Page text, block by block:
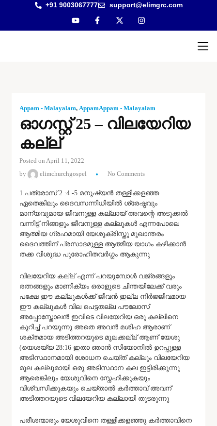
+91 9003067777 support@elimgrc.com
Appam - Malayalam, AppamAppam - Malayalam
ഓഗസ്റ്റ് 25 – വിലയേറിയ
കല്ല്
Posted on April 11, 2022
by
elimchurchgospel No Comments
1 പത്രോസ് 2 :4 -5 മനുഷ്യൻ തള്ളിക്കളഞ്ഞ
ഏതെങ്കിലും ദൈവസന്നിധിയിൽ ശ്രേഷ്ഠവും
മാന്യവുമായ ജീവനുള്ള കല്ലായ് അവന്റെ അടുക്കൽ
വന്നിട്ട് നിങ്ങളും ജീവനുള്ള കല്ലുകൾ എന്നപോലെ
ആത്മീയ ഗ്രഹമായി യേശുക്രിസ്തു മുഖാന്തരം
ദൈവത്തിന് പ്രസാദമുള്ള ആത്മീയ യാഗം കഴിക്കാൻ
തക്ക വിശുദ്ധ പുരോഹിതവർഗ്ഗം ആകുന്നു
വിലയേറിയ കല്ല് എന്ന് പറയുമ്പോൾ വജ്രങ്ങളും
രത്നങ്ങളും മാണിക്യം ഒരാളുടെ ചിന്തയിലേക്ക് വരും
പക്ഷേ ഈ കല്ലുകൾക്ക് ജീവൻ ഇല്ല നിർജ്ജീവമായ
ഈ കല്ലുകൾ വില പെട്ടതല്ല പൗലോസ്
അപ്പോസ്തോലൻ ഇവിടെ വിലയേറിയ ഒരു കല്ലിനെ
കുറിച്ച് പറയുന്നു അതെ അവൻ മശിഹ ആരാണ്
ശക്തമായ അടിത്തറയുടെ മൂലക്കല്ല് ആണ് യേശു
(യെശയ്യ 28:16 ​ഇതാ ഞാൻ സിയോനിൽ ഉറപ്പുള്ള
അടിസ്ഥാനമായി ശോധന ചെയ്ത് കല്ലും വിലയേറിയ
മൂല കല്ലുമായി ഒരു അടിസ്ഥാന കല ഇട്ടിരിക്കുന്നു
ആരെങ്കിലും യേശുവിനെ സ്നേഹിക്കുകയും
വിശ്വസിക്കുകയും ചെയ്താൽ കർത്താവ് അവന്
അടിത്തറയുടെ വിലയേറിയ കല്ലായി തുടരുന്നു
പരീശന്മാരും യേശുവിനെ തള്ളിക്കളഞ്ഞു കർത്താവിനെ